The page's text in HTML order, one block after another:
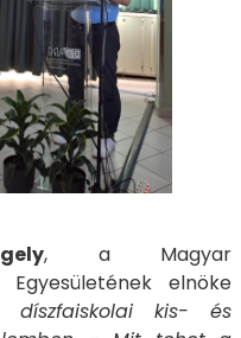
, a Magyar
Egyesületének elnöke
díszfaiskolai kis- és